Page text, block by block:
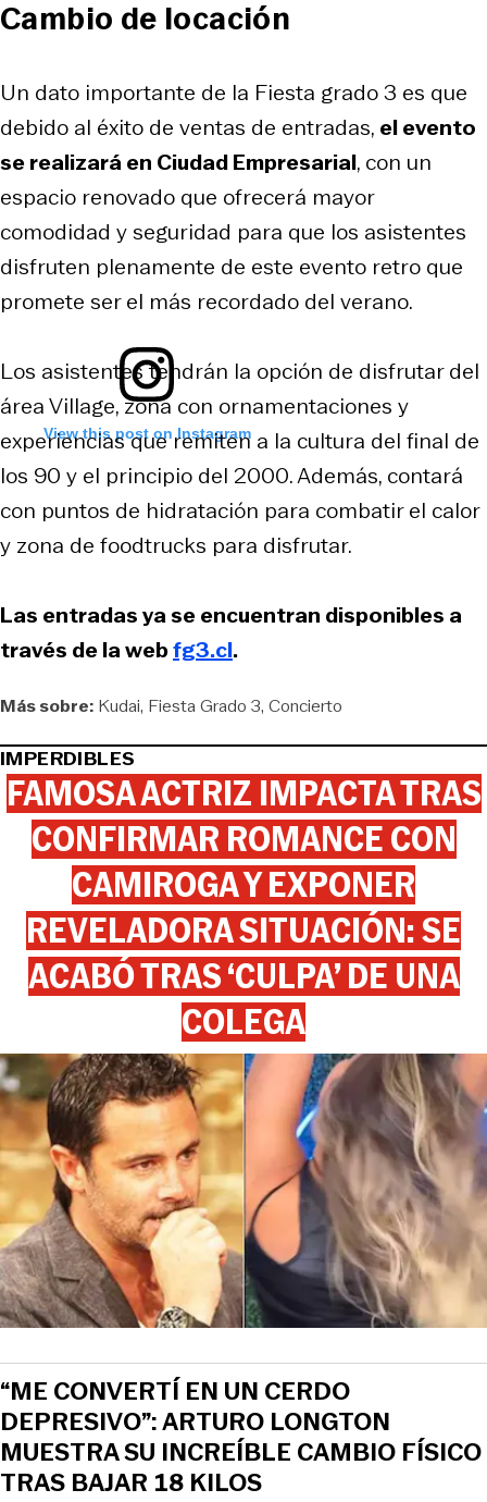
View this post on Instagram
Cambio de locación
Un dato importante de la Fiesta grado 3 es que
debido al éxito de ventas de entradas, el evento
se realizará en Ciudad Empresarial, con un
espacio renovado que ofrecerá mayor
comodidad y seguridad para que los asistentes
disfruten plenamente de este evento retro que
promete ser el más recordado del verano.
Los asistentes tendrán la opción de disfrutar del
área Village, zona con ornamentaciones y
experiencias que remiten a la cultura del final de
los 90 y el principio del 2000. Además, contará
con puntos de hidratación para combatir el calor
y zona de foodtrucks para disfrutar.
Las entradas ya se encuentran disponibles a
través de la webfg3.cl.
Más sobre: Kudai Fiesta Grado 3 Concierto
IMPERDIBLES
FAMOSA ACTRIZ IMPACTA TRAS
CONFIRMAR ROMANCE CON
CAMIROGA Y EXPONER
REVELADORA SITUACIÓN: SE
ACABÓ TRAS ‘CULPA’ DE UNA
COLEGA
“ME CONVERTÍ EN UN CERDO
DEPRESIVO”: ARTURO LONGTON
MUESTRA SU INCREÍBLE CAMBIO FÍSICO
TRAS BAJAR 18 KILOS